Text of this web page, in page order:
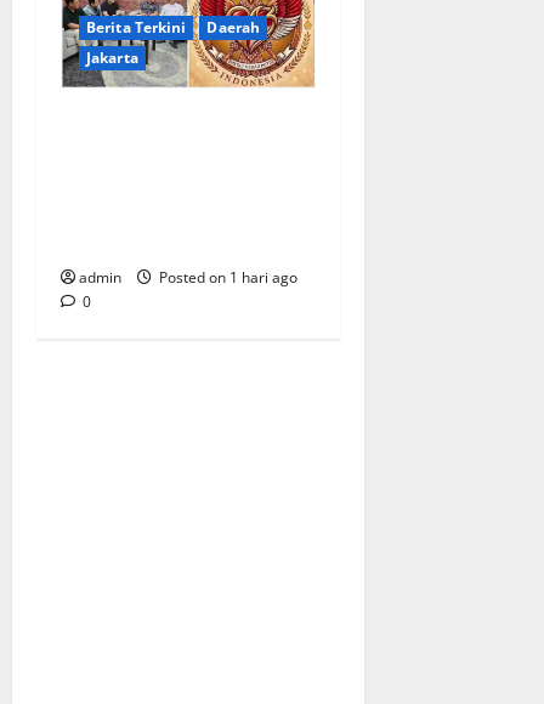
Berita Terkini
Daerah
Jakarta
admin
Posted on 1 hari ago
0